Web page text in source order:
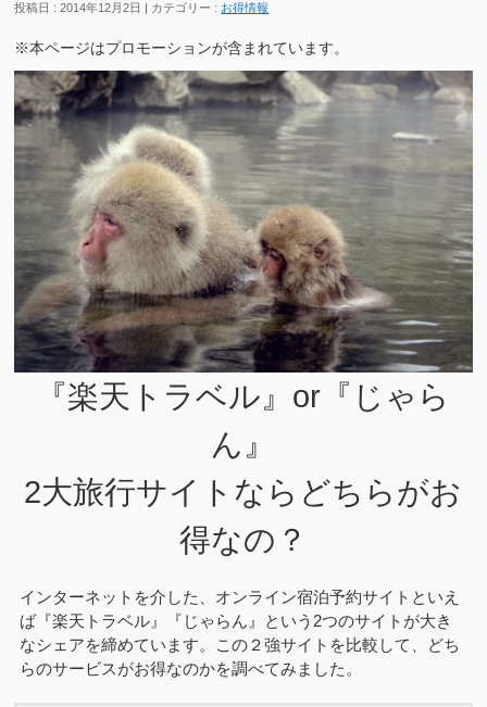
投稿日 : 2014年12月2日 | カテゴリー : お得情報
『楽天トラベル』or『じゃら
ん』
2大旅行サイトならどちらがお
得なの？
インターネットを介した、オンライン宿泊予約サイトといえ
ば『楽天トラベル』『じゃらん』という2つのサイトが大き
なシェアを締めています。この２強サイトを比較して、どち
らのサービスがお得なのかを調べてみました。